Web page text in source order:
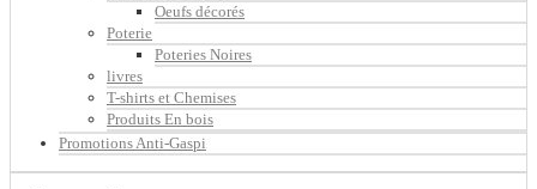
Oeufs décorés
Poterie
Poteries Noires
livres
T-shirts et Chemises
Produits En bois
Promotions Anti-Gaspi